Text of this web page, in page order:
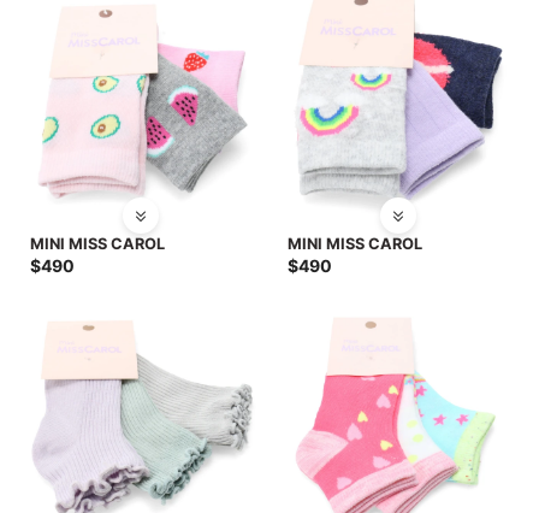
MINI MISS CAROL
$490
MINI MISS CAROL
$490